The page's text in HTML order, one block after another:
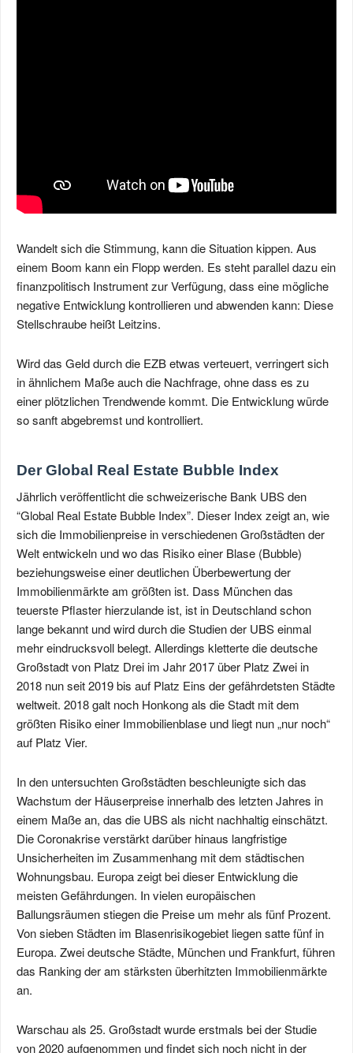
Wandelt sich die Stimmung, kann die Situation kippen. Aus
einem Boom kann ein Flopp werden. Es steht parallel dazu ein
finanzpolitisch Instrument zur Verfügung, dass eine mögliche
negative Entwicklung kontrollieren und abwenden kann: Diese
Stellschraube heißt Leitzins.
Wird das Geld durch die EZB etwas verteuert, verringert sich
in ähnlichem Maße auch die Nachfrage, ohne dass es zu
einer plötzlichen Trendwende kommt. Die Entwicklung würde
so sanft abgebremst und kontrolliert.
Der Global Real Estate Bubble Index
Jährlich veröffentlicht die schweizerische Bank UBS den
“Global Real Estate Bubble Index”. Dieser Index zeigt an, wie
sich die Immobilienpreise in verschiedenen Großstädten der
Welt entwickeln und wo das Risiko einer Blase (Bubble)
beziehungsweise einer deutlichen Überbewertung der
Immobilienmärkte am größten ist. Dass München das
teuerste Pflaster hierzulande ist, ist in Deutschland schon
lange bekannt und wird durch die Studien der UBS einmal
mehr eindrucksvoll belegt. Allerdings kletterte die deutsche
Großstadt von Platz Drei im Jahr 2017 über Platz Zwei in
2018 nun seit 2019 bis auf Platz Eins der gefährdetsten Städte
weltweit. 2018 galt noch Honkong als die Stadt mit dem
größten Risiko einer Immobilienblase und liegt nun „nur noch“
auf Platz Vier.
In den untersuchten Großstädten beschleunigte sich das
Wachstum der Häuserpreise innerhalb des letzten Jahres in
einem Maße an, das die UBS als nicht nachhaltig einschätzt.
Die Coronakrise verstärkt darüber hinaus langfristige
Unsicherheiten im Zusammenhang mit dem städtischen
Wohnungsbau. Europa zeigt bei dieser Entwicklung die
meisten Gefährdungen. In vielen europäischen
Ballungsräumen stiegen die Preise um mehr als fünf Prozent.
Von sieben Städten im Blasenrisikogebiet liegen satte fünf in
Europa. Zwei deutsche Städte, München und Frankfurt, führen
das Ranking der am stärksten überhitzten Immobilienmärkte
an.
Warschau als 25. Großstadt wurde erstmals bei der Studie
von 2020 aufgenommen und findet sich noch nicht in der